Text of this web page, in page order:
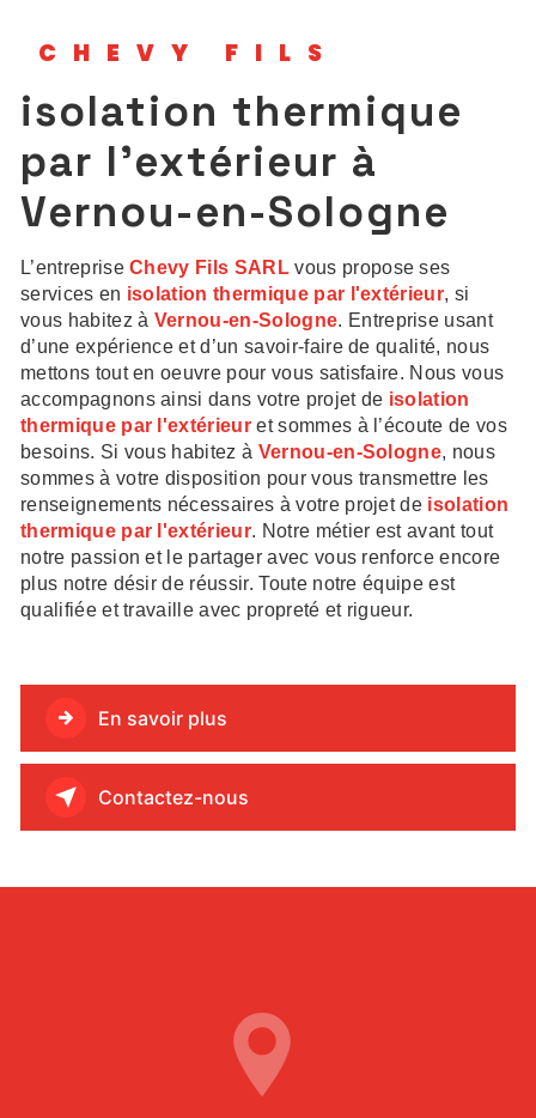
CHEVY FILS
isolation thermique
par l'extérieur à
Vernou-en-Sologne
L’entrepriseChevy Fils SARLvous propose ses
services en isolation thermique par l'extérieur, si
vous habitez à Vernou-en-Sologne. Entreprise usant
d’une expérience et d’un savoir-faire de qualité, nous
mettons tout en oeuvre pour vous satisfaire. Nous vous
accompagnons ainsi dans votre projet de isolation
thermique par l'extérieur et sommes à l’écoute de vos
besoins. Si vous habitez à Vernou-en-Sologne, nous
sommes à votre disposition pour vous transmettre les
renseignements nécessaires à votre projet de isolation
thermique par l'extérieur. Notre métier est avant tout
notre passion et le partager avec vous renforce encore
plus notre désir de réussir. Toute notre équipe est
qualifiée et travaille avec propreté et rigueur.
En savoir plus
Contactez-nous